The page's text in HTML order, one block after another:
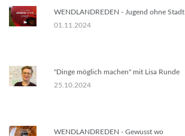
WENDLANDREDEN - Jugend ohne Stadt
01.11.2024
"Dinge möglich machen" mit Lisa Runde
25.10.2024
WENDLANDREDEN - Gewusst wo